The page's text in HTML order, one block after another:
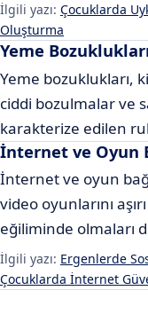
İlgili yazı: Çocuklarda
Oluşturma
Yeme
Yeme bozuklukları,
ciddi bozulmalar ve
karakterize edilen
İnternet ve Oyun
İnternet ve oyun
video oyunlarını
eğiliminde olmaları
İlgili yazı: Ergenlerde
Çocuklarda İnternet